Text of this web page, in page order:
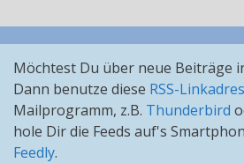
Möchtest Du über neue Beiträge
Dann benutze diese RSS-
Mailprogramm, z.B. Thunderbird
hole Dir die Feeds auf's
Feedly.